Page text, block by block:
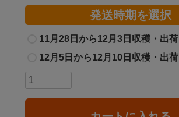
)
発送時期を選択
11月28日から12月3日収穫・出荷
12月5日から12月10日収穫・出荷